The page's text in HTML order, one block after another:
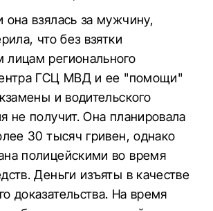
она взялась за мужчину,
что без взятки
регионального
ГСЦ МВД и ее "помощи"
и водительского
не получит. Она планировала
30 тысяч гривен, однако
полицейскими во время
Деньги изъяты в качестве
доказательства. На время